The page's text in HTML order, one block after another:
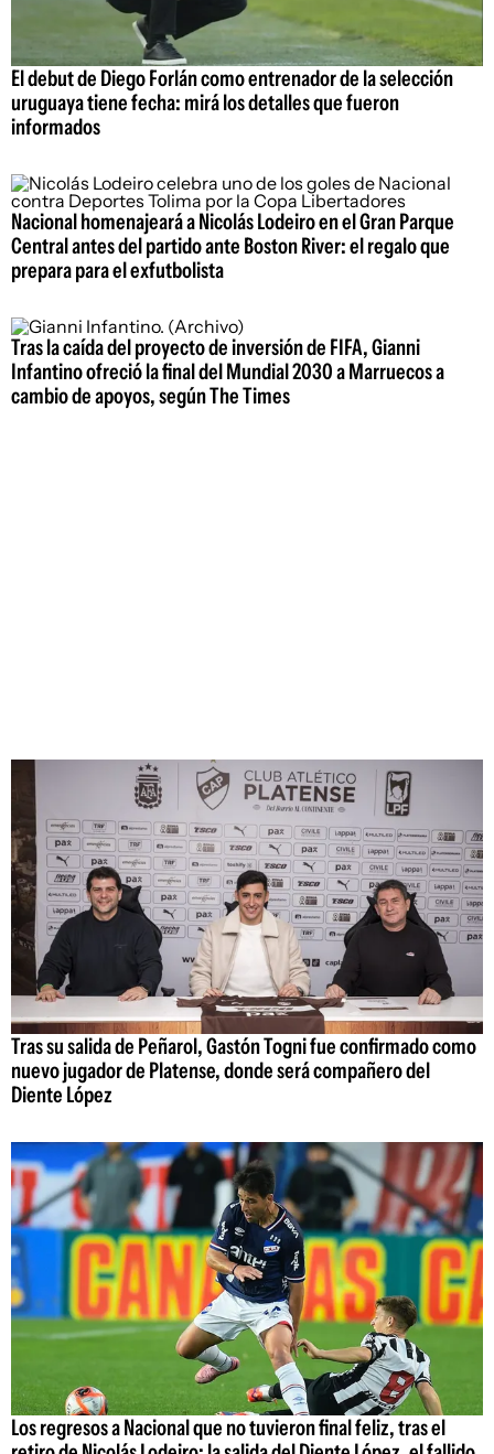
El debut de Diego Forlán como entrenador de la selección
uruguaya tiene fecha: mirá los detalles que fueron
informados
Nacional homenajeará a Nicolás Lodeiro en el Gran Parque
Central antes del partido ante Boston River: el regalo que
prepara para el exfutbolista
Tras la caída del proyecto de inversión de FIFA, Gianni
Infantino ofreció la final del Mundial 2030 a Marruecos a
cambio de apoyos, según The Times
Tras su salida de Peñarol, Gastón Togni fue confirmado como
nuevo jugador de Platense, donde será compañero del
Diente López
Los regresos a Nacional que no tuvieron final feliz, tras el